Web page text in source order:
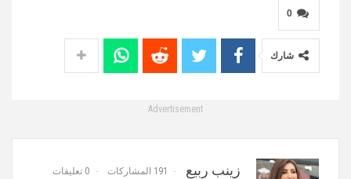
0
شارك
Advertisement
زينب ربيع 191 المشاركات 0 تعليقات